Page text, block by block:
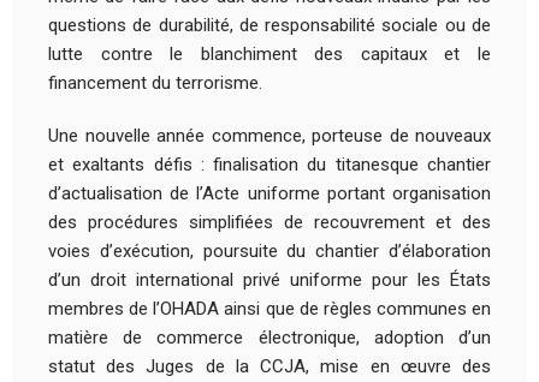
questions de durabilité, de responsabilité sociale ou de
lutte contre le blanchiment des capitaux et le
financement du terrorisme.
Une nouvelle année commence, porteuse de nouveaux
et exaltants défis : finalisation du titanesque chantier
d’actualisation de l’Acte uniforme portant organisation
des procédures simplifiées de recouvrement et des
voies d’exécution, poursuite du chantier d’élaboration
d’un droit international privé uniforme pour les États
membres de l’OHADA ainsi que de règles communes en
matière de commerce électronique, adoption d’un
statut des Juges de la CCJA, mise en œuvre des